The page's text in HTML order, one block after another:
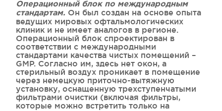
Операционный блок по международным
стандартам. Он был создан на основе опыта
ведущих мировых офтальмологических
клиник и не имеет аналогов в регионе.
Операционный блок спроектирован в
соответствии с международными
стандартами качества чистых помещений –
GMP. Согласно им, здесь нет окон, а
стерильный воздух проникает в помещение
через немецкую приточно-вытяжную
установку, оснащенную трехступенчатыми
фильтрами очистки (включая фильтры,
которые можно встретить только на